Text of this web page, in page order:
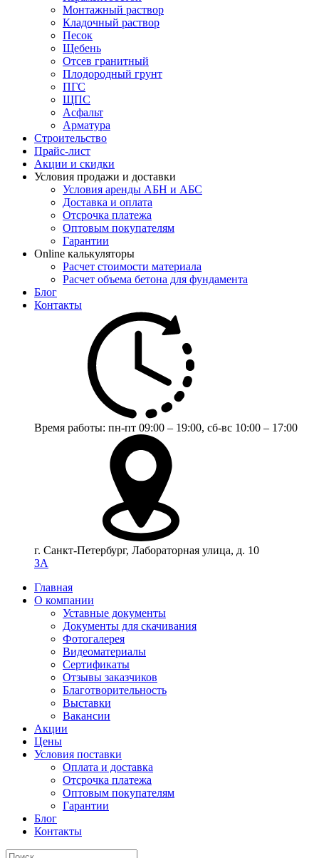
Монтажный раствор
Кладочный раствор
Песок
Щебень
Отсев гранитный
Плодородный грунт
ПГС
ЩПС
Асфальт
Арматура
Строительство
Прайс-лист
Акции и скидки
Условия продажи и доставки
Условия аренды АБН и АБС
Доставка и оплата
Отсрочка платежа
Оптовым покупателям
Гарантии
Online калькуляторы
Расчет стоимости материала
Расчет объема бетона для фундамента
Блог
Контакты
Время работы: пн-пт 09:00 – 19:00, сб-вс 10:00 – 17:00
г. Санкт-Петербург, Лабораторная улица, д. 10
ЗА
Главная
О компании
Уставные документы
Документы для скачивания
Фотогалерея
Видеоматериалы
Сертификаты
Отзывы заказчиков
Благотворительность
Выставки
Вакансии
Акции
Цены
Условия поставки
Оплата и доставка
Отсрочка платежа
Оптовым покупателям
Гарантии
Блог
Контакты